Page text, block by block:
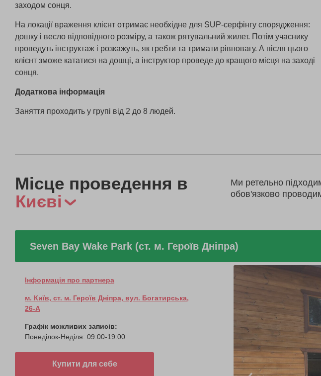
заходом сонця.
На локації враження клієнт отримає необхідне для SUP-серфінгу спорядження:
дошку і весло відповідного розміру, а також рятувальний жилет. Потім учаснику
проведуть інструктаж і розкажуть, як гребти та тримати рівновагу. А після цього
клієнт зможе кататися на дошці, а інструктор проведе до кращого місця на заході
сонця.
Додаткова інформація
Заняття проходить у групі від 2 до 8 людей.
Місце проведення в
Києві
Ми ретельно
обов'язково
Seven Bay Wake Park (ст. м. Героїв Дніпра)
Інформація про партнера
м. Київ, ст. м. Героїв Дніпра, вул. Богатирська,
26-А
Графік можливих записів:
Понеділок-Неділя: 09:00-19:00
Купити для себе